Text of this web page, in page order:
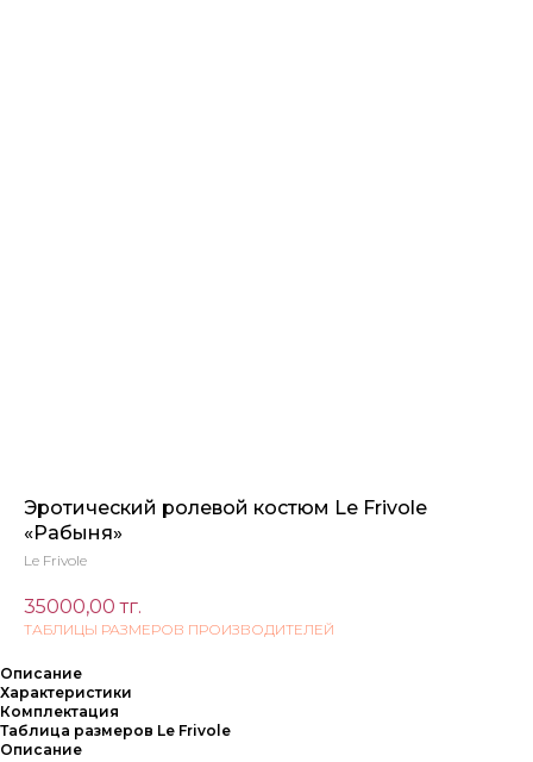
Эротический ролевой костюм Le Frivole
«Рабыня»
Le Frivole
35000,00 тг.
ТАБЛИЦЫ РАЗМЕРОВ ПРОИЗВОДИТЕЛЕЙ
Описание
Характеристики
Комплектация
Таблица размеров Le Frivole
Описание